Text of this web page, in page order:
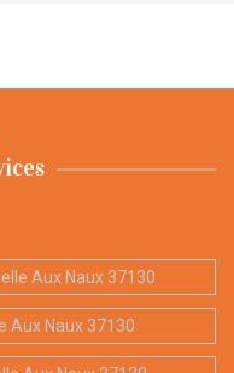
Aux Naux 37130
Aux Naux 37130